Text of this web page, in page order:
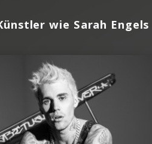
wie Sarah Engels